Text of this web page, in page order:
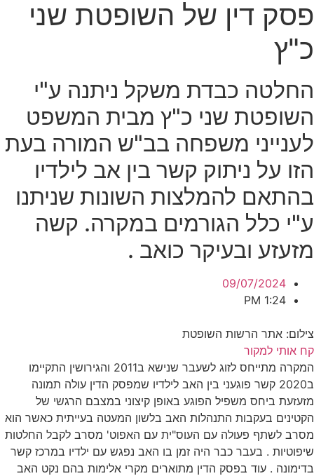
פסק דין של השופטת שני
כ"ץ
החלטה כבדת משקל ניתנה ע"י
השופטת שני כ"ץ מבית המשפט
לענייני משפחה בב"ש המורה בעת
הזו על ניתוק קשר בין אב לילדיו
בהתאם להמלצות השונות שניתנו
ע"י כלל הגורמים במקרה. קשה
מזעזע ובעיקר כואב .
09/07/2024
1:24 PM
צילום: אתר הרשות השופטת
קח אותי למקור
המקרה מתייחס לזוג לשעבר שנישא ב2011 והגירושין התקיימו
ב2020 קשר פוגעני בין האב לילדיו שמפסק הדין עולה תמונה
מזעזעת ביחס משפיל הפוגע באופן קיצוני במצבם הרגשי של
הקטינים בעקבות התנהלות האב בלשון המעטה בעייתית כאשר הוא
מסרב לשתף פעולה עם העוס"ית עם האפוט' מסרב לקבל החלטות
שיפוטיות . בעבר כבר היה זמן בו האב נפגש עם ילדיו במרכז קשר
בדימונה . עוד בפסק הדין מתוארים מקרי אלימות בהם נקט האב